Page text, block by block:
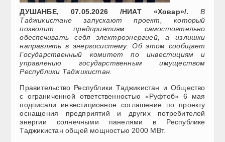
ДУШАНБЕ, 07.05.2026 /НИАТ «Ховар»/.
В
Таджикистане запускают проект, который
позволит предприятиям самостоятельно
обеспечивать себя электроэнергией, а излишки
направлять в энергосистему. Об этом сообщает
Государственный комитет по инвестициям и
управлению государственным имуществом
Республики Таджикистан.
Правительство Республики Таджикистан и Общество
с ограниченной ответственностью «Руфтоб» 6 мая
подписали инвестиционное соглашение по проекту
оснащения предприятий и других потребителей
энергии солнечными панелями в Республике
Таджикистан общей мощностью 2000 МВт.